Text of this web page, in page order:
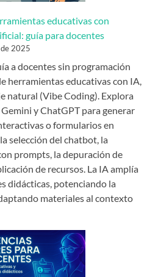
educativas con
guía para docentes
2025
a docentes sin programación
herramientas educativas con IA,
natural (Vibe Coding). Explora
y ChatGPT para generar
o formularios en
selección del chatbot, la
prompts, la depuración de
de recursos. La IA amplía
didácticas, potenciando la
materiales al contexto